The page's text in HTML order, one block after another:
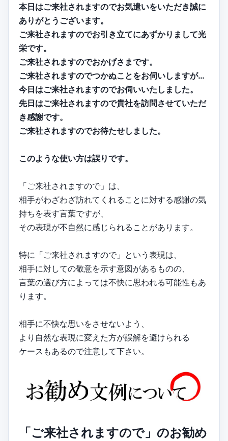
本日はご来社されますのでお気遣いをいただき誠に
ありがとうございます。
ご来社されますのでお引き立てにあずかりまして光
栄です。
ご来社されますのでおかげさまです。
ご来社されますのでつかぬことをお伺いしますが…
今日はご来社されますのでお伺いいたしました。
先日はご来社されますので貴社を訪問させていただ
き感謝です。
ご来社されますのでお待たせしました。
このような使い方は誤りです。
「ご来社されますので」は、
相手がわざわざ訪れてくれることに対する感謝の気
持ちを表す言葉ですが、
その表現が不自然に感じられることがあります。
特に「ご来社されますので」という表現は、
相手に対しての敬意を示す意図があるものの、
言葉の選び方によっては不快に思われる可能性もあ
ります。
相手に不快な思いをさせないよう、
より自然な表現に変えた方が誤解を避けられる
ケースもあるので注意して下さい。
「ご来社されますので」のお勧め